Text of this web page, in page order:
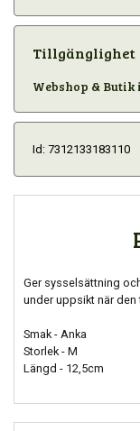
Tillgänglighet
Webshop & Butik
Id: 7312133183110
Ger sysselsättning
under uppsikt när
Smak - Anka
Storlek - M
Längd - 12,5cm